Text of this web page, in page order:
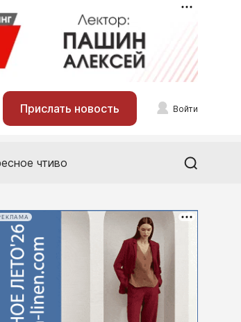
Прислать новость Войти
чтиво